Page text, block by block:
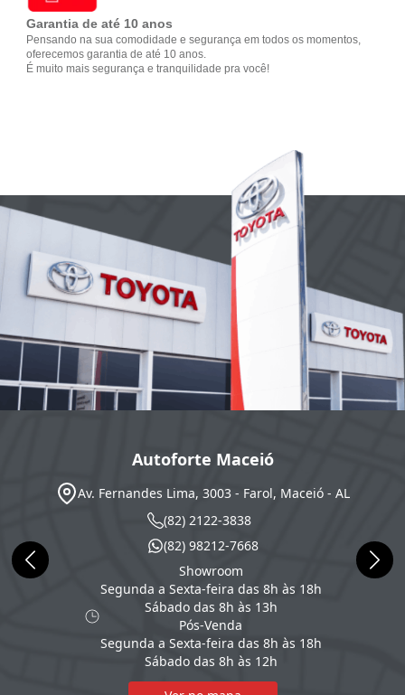
Garantia de até 10 anos
Pensando na sua comodidade e segurança em todos os momentos,
oferecemos garantia de até 10 anos.
É muito mais segurança e tranquilidade pra você!
Autoforte Maceió
Av. Fernandes Lima, 3003 - Farol, Maceió - AL
(82) 2122-3838
(82) 98212-7668
Showroom
Segunda a Sexta-feira das 8h às 18h
Sábado das 8h às 13h
Pós-Venda
Segunda a Sexta-feira das 8h às 18h
Sábado das 8h às 12h